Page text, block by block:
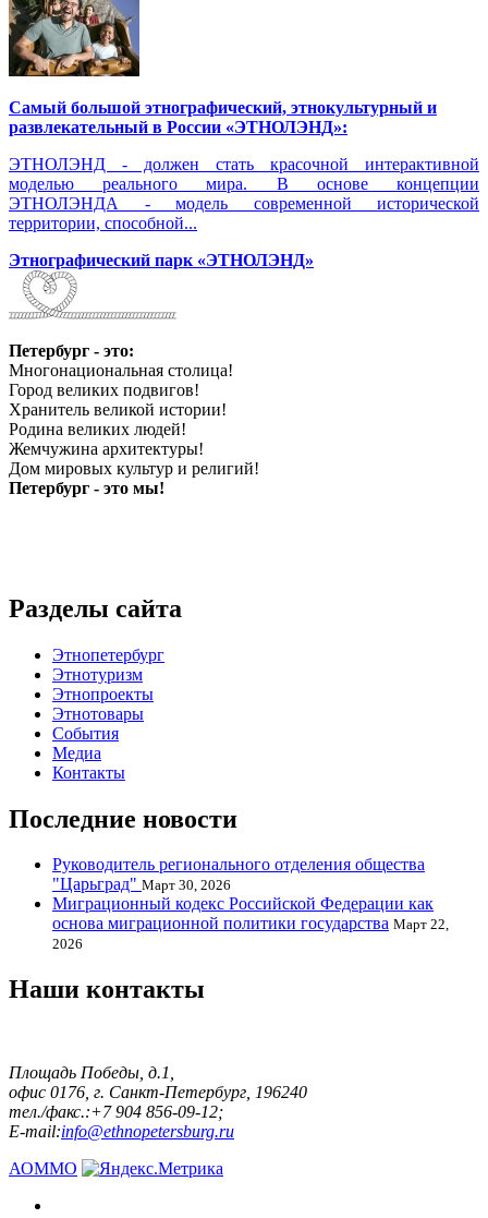
Самый большой этнографический, этнокультурный и
развлекательный в России «ЭТНОЛЭНД»:
ЭТНОЛЭНД - должен стать красочной интерактивной
моделью реального мира. В основе концепции
ЭТНОЛЭНДА - модель современной исторической
территории, способной...
Этнографический парк «ЭТНОЛЭНД»
Петербург - это:
Многонациональная столица!
Город великих подвигов!
Хранитель великой истории!
Родина великих людей!
Жемчужина архитектуры!
Дом мировых культур и религий!
Петербург - это мы!
Разделы сайта
Этнопетербург
Этнотуризм
Этнопроекты
Этнотовары
События
Медиа
Контакты
Последние новости
Руководитель регионального отделения общества
"Царьград" Март 30, 2026
Миграционный кодекс Российской Федерации как
основа миграционной политики государства Март 22,
2026
Наши контакты
Площадь Победы, д.1,
офис 0176, г. Санкт-Петербург, 196240
тел./факс.:+7 904 856-09-12;
E-mail:info@ethnopetersburg.ru
АОММО